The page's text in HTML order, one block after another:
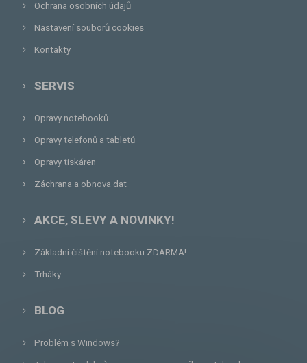
Ochrana osobních údajů
Nastavení souborů cookies
Kontakty
SERVIS
Opravy notebooků
Opravy telefonů a tabletů
Opravy tiskáren
Záchrana a obnova dat
AKCE, SLEVY A NOVINKY!
Základní čištění notebooku ZDARMA!
Trháky
BLOG
Problém s Windows?